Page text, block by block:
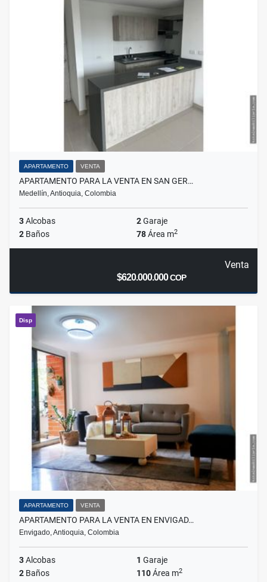
APARTAMENTO VENTA
APARTAMENTO PARA LA VENTA EN SAN GER…
Medellín, Antioquia, Colombia
3Alcobas 2Garaje
2 Baños 78Área m2
Venta
$620.000.000COP
Disp
APARTAMENTO VENTA
APARTAMENTO PARA LA VENTA EN ENVIGAD…
Envigado, Antioquia, Colombia
3Alcobas 1 Garaje
2 Baños 110Área m2